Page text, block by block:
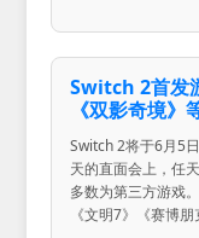
Switch 2首发
《双影奇境》
Switch 2将于6月5
天的直面会上，任
多数为第三方游戏
《文明7》《赛博朋